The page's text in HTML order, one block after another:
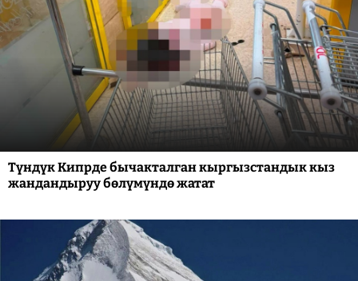
Түндүк Кипрде бычакталган кыргызстандык кыз
жандандыруу бөлүмүндө жатат